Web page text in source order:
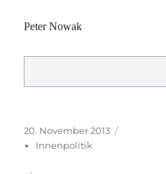
Peter Nowak
Veröffentlicht
am
20. November 2013
Innenpolitik